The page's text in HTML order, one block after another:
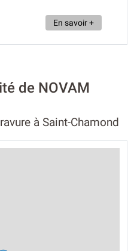
En savoir +
de NOVAM
à Saint-Chamond